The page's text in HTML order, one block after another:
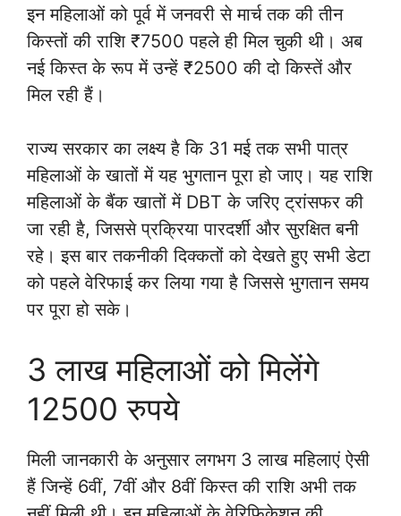
इन महिलाओं को पूर्व में जनवरी से मार्च तक की तीन
किस्तों की राशि ₹7500 पहले ही मिल चुकी थी। अब
नई किस्त के रूप में उन्हें ₹2500 की दो किस्तें और
मिल रही हैं।
राज्य सरकार का लक्ष्य है कि 31 मई तक सभी पात्र
महिलाओं के खातों में यह भुगतान पूरा हो जाए। यह राशि
महिलाओं के बैंक खातों में DBT के जरिए ट्रांसफर की
जा रही है, जिससे प्रक्रिया पारदर्शी और सुरक्षित बनी
रहे। इस बार तकनीकी दिक्कतों को देखते हुए सभी डेटा
को पहले वेरिफाई कर लिया गया है जिससे भुगतान समय
पर पूरा हो सके।
3 लाख महिलाओं को मिलेंगे
12500 रुपये
मिली जानकारी के अनुसार लगभग 3 लाख महिलाएं ऐसी
हैं जिन्हें 6वीं, 7वीं और 8वीं किस्त की राशि अभी तक